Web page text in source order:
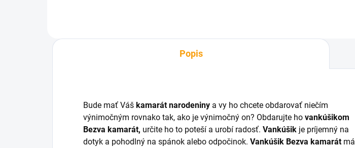
Popis
Bude mať Váš kamarát narodeniny a vy ho chcete obdarovať niečím
výnimočným rovnako tak, ako je výnimočný on? Obdarujte ho vankúšikom
Bezva kamarát, určite ho to poteší a urobí radosť. Vankúšik je príjemný na
dotyk a pohodlný na spánok alebo odpočinok. Vankúšik Bezva kamarátmá